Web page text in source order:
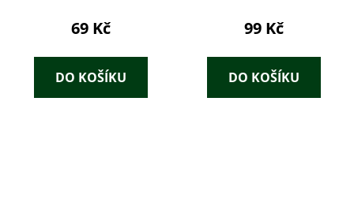
69 Kč
DO KOŠÍKU
99 Kč
DO KOŠÍKU